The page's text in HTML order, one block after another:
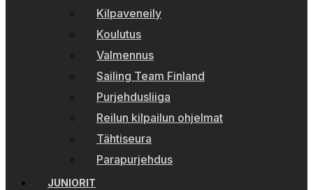
Kilpaveneily
Koulutus
Valmennus
Sailing Team Finland
Purjehdusliiga
Reilun kilpailun ohjelmat
Tähtiseura
Parapurjehdus
JUNIORIT